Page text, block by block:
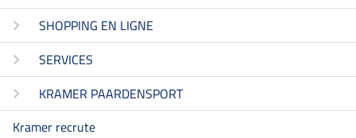
SHOPPING EN LIGNE
SERVICES
KRAMER PAARDENSPORT
Kramer recrute